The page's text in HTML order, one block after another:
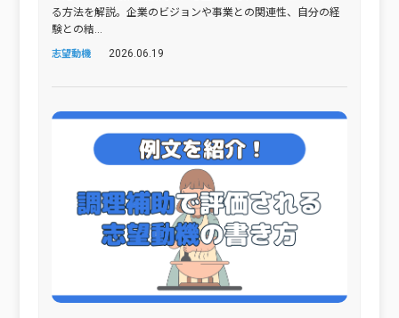
る方法を解説。企業のビジョンや事業との関連性、自分の経
験との結...
志望動機 2026.06.19